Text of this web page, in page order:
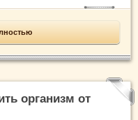
организм от